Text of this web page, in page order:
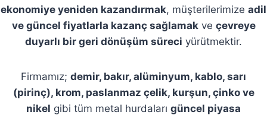
ekonomiye yeniden kazandırmak, müşterilerimize adil
ve güncel fiyatlarla kazanç sağlamakve çevreye
duyarlı bir geri dönüşüm süreci yürütmektir.
Firmamız; demir, bakır, alüminyum, kablo, sarı
(pirinç), krom, paslanmaz çelik, kurşun, çinko ve
nikel gibi tüm metal hurdaları güncel piyasa